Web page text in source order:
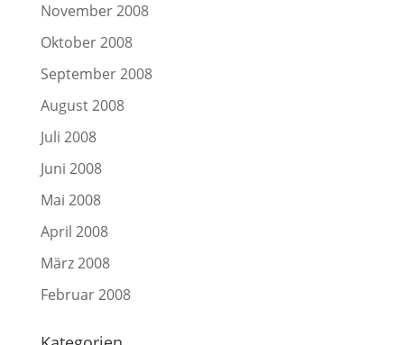
November 2008
Oktober 2008
September 2008
August 2008
Juli 2008
Juni 2008
Mai 2008
April 2008
März 2008
Februar 2008